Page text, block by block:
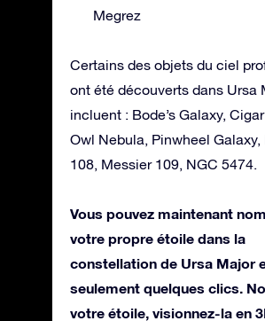
Megrez
Certains des objets du ciel
ont été découverts dans Ursa
incluent : Bode’s Galaxy,
Owl Nebula, Pinwheel Galaxy,
108, Messier 109, NGC 5474.
Vous pouvez maintenant
votre propre étoile dans la
constellation de Ursa Major
seulement quelques clics.
votre étoile, visionnez-la en